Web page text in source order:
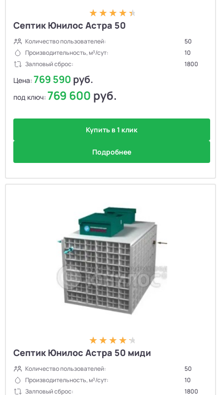
Септик Юнилос Астра 50
Количество пользователей:
50
Производительность, м³/сут:
10
Залповый сброс:
1800
Цена: 769 590 руб.
под ключ: 769 600 руб.
Купить в 1 клик
Подробнее
Септик Юнилос Астра 50 миди
Количество пользователей:
50
Производительность, м³/сут:
10
Залповый сброс:
1800